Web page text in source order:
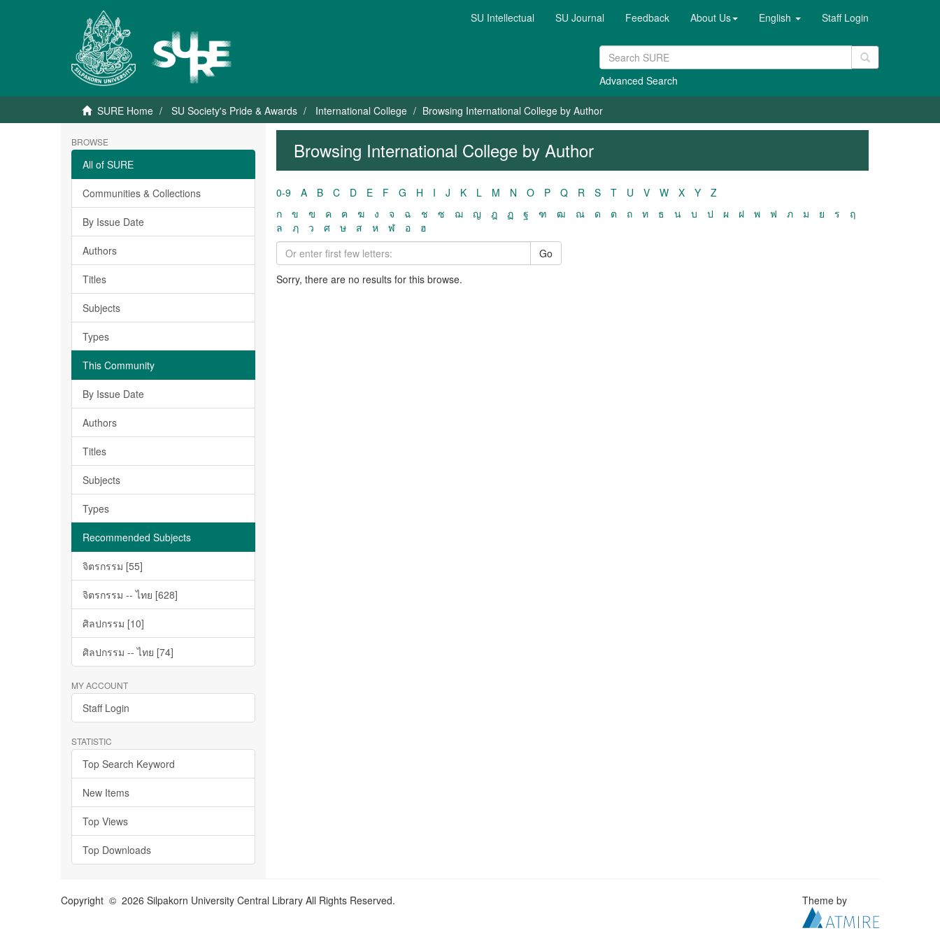
SU Intellectual SU Journal Feedback About Us English Staff Login
Advanced Search
SURE Home SU Society's Pride & Awards International College Browsing International College by Author
BROWSE
All of SURE
Communities & Collections
By Issue Date
Authors
Titles
Subjects
Types
This Community
By Issue Date
Authors
Titles
Subjects
Types
Recommended Subjects
จิตรกรรม [55]
จิตรกรรม -- ไทย [628]
ศิลปกรรม [10]
ศิลปกรรม -- ไทย [74]
MY ACCOUNT
Staff Login
STATISTIC
Top Search Keyword
New Items
Top Views
Top Downloads
Browsing International College by Author
0-9 A B C D E F G H I J K L M N O P Q R S T U V W X Y
Z
ก
ข ฃ ค ฅ ฆ ง จ ฉ ช ซ ฌ ญ ฎ ฏ ฐ ฑ ฒ ณ ด ต ถ ท ธ น บ ป ผ ฝ พ ฟ ภ ม ย ร
ฤ
ล
ฦ ว ศ ษ ส ห ฬ อ
ฮ
Go
Sorry, there are no results for this browse.
Copyright © 2026 Silpakorn University Central Library All Rights Reserved. Theme by